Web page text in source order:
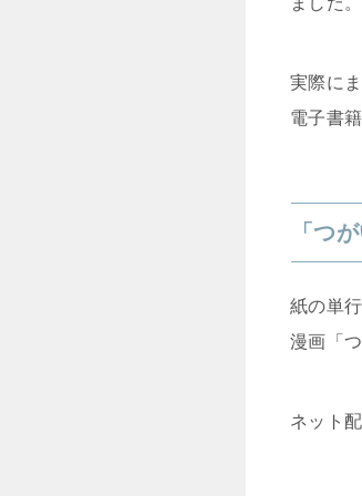
実際に
電子書
「つ
紙の単
漫画「
ネット